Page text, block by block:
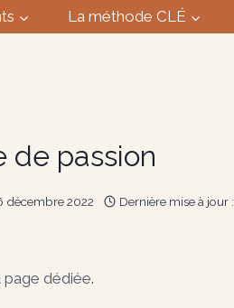
La méthode CLÉ
de passion
décembre 2022 Dernière mise à jour :
page dédiée.